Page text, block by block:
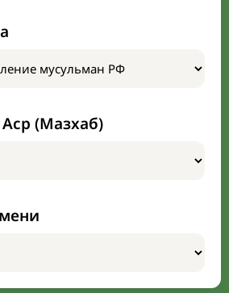
(Мазхаб)